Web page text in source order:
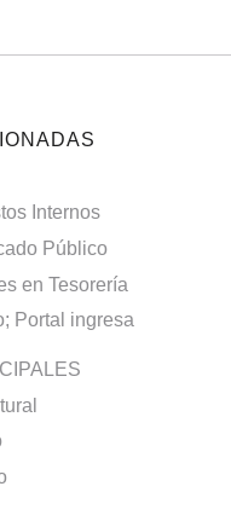
Internos
Público
en Tesorería
Portal ingresa